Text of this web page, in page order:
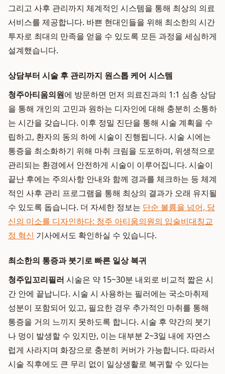
그리고 사후 관리까지 체계적인 시스템을 통해 최상의 의료
서비스를 제공합니다. 바쁜 현대인들을 위해 최소한의 시간
투자로 최대의 만족을 얻을 수 있도록 모든 과정을 세심하게
설계했습니다.
상담부터 시술 후 관리까지 원스톱 케어 시스템
청주아티움의원에 방문하면 먼저 의료진과의 1:1 심층 상담
을 통해 개인의 고민과 원하는 디자인에 대해 충분히 소통하
는 시간을 갖습니다. 이후 정밀 진단을 통해 시술 계획을 수
립하고, 환자의 동의 하에 시술이 진행됩니다. 시술 시에는
통증을 최소화하기 위해 마취 크림을 도포하며, 위생적으로
관리되는 환경에서 안전하게 시술이 이루어집니다. 시술이
끝난 후에는 주의사항 안내와 함께 경과를 체크하는 등 체계
적인 사후 관리 프로그램을 통해 최상의 결과가 오래 유지될
수 있도록 돕습니다. 더 자세한 정보는 단순 볼륨을 넘어, 당
신의 미소를 디자인하다: 청주 아티움의원의 입술비대칭교
정 혁신 기사에서도 확인하실 수 있습니다.
최소한의 통증과 붓기로 빠른 일상 복귀
청주입꼬리필러 시술은 약 15~30분 내외로 비교적 짧은 시
간 안에 끝납니다. 시술 시 사용하는 필러에는 국소마취제
성분이 포함되어 있고, 필요한 경우 추가적인 마취를 통해
통증을 거의 느끼지 못하도록 합니다. 시술 후 약간의 붓기
나 멍이 발생할 수 있지만, 이는 대부분 2~3일 내에 자연스
럽게 사라지며 화장으로 충분히 커버가 가능합니다. 따라서
시술 직후에도 큰 무리 없이 일상생활로 복귀할 수 있다는